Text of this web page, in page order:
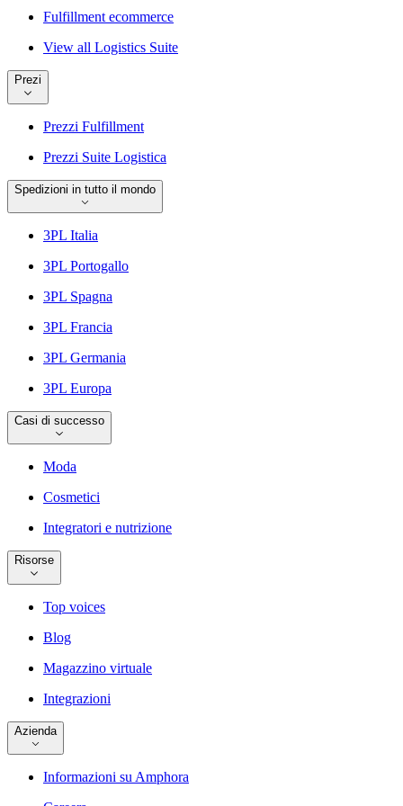
Fulfillment ecommerce
View all Logistics Suite
Prezi
Prezzi Fulfillment
Prezzi Suite Logistica
Spedizioni in tutto il mondo
3PL Italia
3PL Portogallo
3PL Spagna
3PL Francia
3PL Germania
3PL Europa
Casi di successo
Moda
Cosmetici
Integratori e nutrizione
Risorse
Top voices
Blog
Magazzino virtuale
Integrazioni
Azienda
Informazioni su Amphora